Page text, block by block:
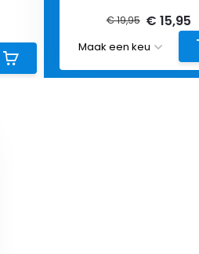
€ 19,95 € 15,95